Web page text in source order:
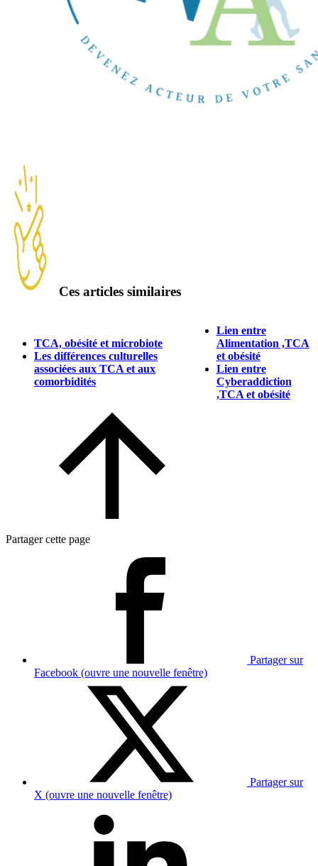
Ces articles similaires
TCA, obésité et microbiote
Les différences culturelles
associées aux TCA et aux
comorbidités
Lien entre
Alimentation ,TCA
et obésité
Lien entre
Cyberaddiction
,TCA et obésité
Partager cette page
Partager sur
Facebook (ouvre une nouvelle fenêtre)
Partager sur
X (ouvre une nouvelle fenêtre)